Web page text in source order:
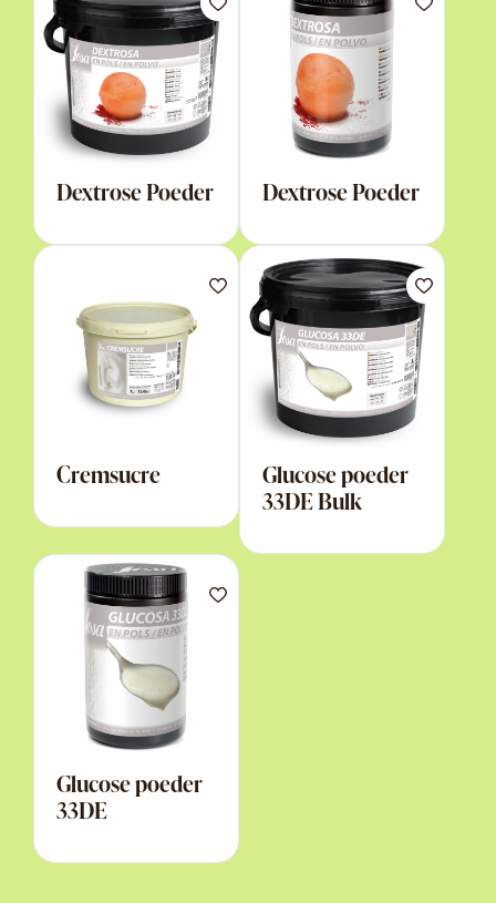
Dextrose Poeder Dextrose Poeder
Cremsucre
Glucose poeder
33DE Bulk
Glucose poeder
33DE